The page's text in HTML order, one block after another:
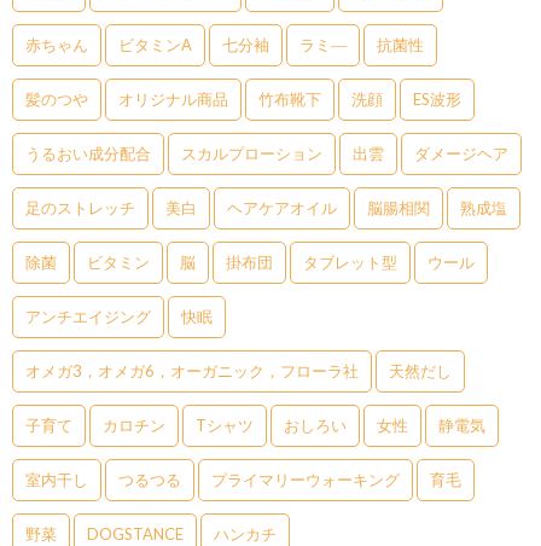
赤ちゃん ビタミンA 七分袖 ラミ― 抗菌性
髪のつや オリジナル商品 竹布靴下 洗顔 ES波形
うるおい成分配合 スカルプローション 出雲 ダメージヘア
足のストレッチ 美白 ヘアケアオイル 脳腸相関 熟成塩
除菌 ビタミン 脳 掛布団 タブレット型 ウール
アンチエイジング 快眠
オメガ3，オメガ6，オーガニック，フローラ社 天然だし
子育て カロチン Tシャツ おしろい 女性 静電気
室内干し つるつる プライマリーウォーキング 育毛
野菜 DOGSTANCE ハンカチ